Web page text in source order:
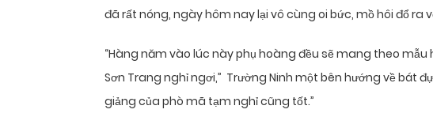
đã rất nóng, ngày hôm nay lại vô cùng oi bức, mồ hôi đổ ra
“Hàng năm vào lúc này phụ hoàng đều sẽ mang theo
Sơn Trang nghỉ ngơi,” Trường Ninh một bên hướng về bát
giảng của phò mã tạm nghỉ cũng tốt.”